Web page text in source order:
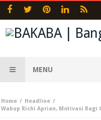
MENU
Home
Headline
Wabup Richi Aprian, Motivasi Bagi